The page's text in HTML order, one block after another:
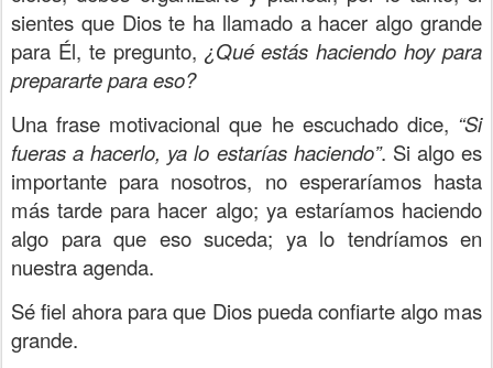
sientes que Dios te ha llamado a hacer algo grande
para Él, te pregunto, ¿Qué estás haciendo hoy para
prepararte para eso?
Una frase motivacional que he escuchado dice, “Si
fueras a hacerlo, ya lo estarías haciendo”. Si algo es
importante para nosotros, no esperaríamos hasta
más tarde para hacer algo; ya estaríamos haciendo
algo para que eso suceda; ya lo tendríamos en
nuestra agenda.
Sé fiel ahora para que Dios pueda confiarte algo mas
grande.